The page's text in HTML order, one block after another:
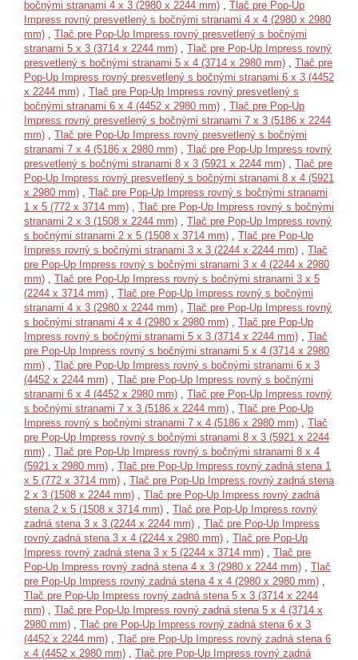
bočnými stranami 4 x 3 (2980 x 2244 mm) , Tlač pre Pop-Up
Impress rovný presvetlený s bočnými stranami 4 x 4 (2980 x 2980
mm) , Tlač pre Pop-Up Impress rovný presvetlený s bočnými
stranami 5 x 3 (3714 x 2244 mm) , Tlač pre Pop-Up Impress rovný
presvetlený s bočnými stranami 5 x 4 (3714 x 2980 mm) , Tlač pre
Pop-Up Impress rovný presvetlený s bočnými stranami 6 x 3 (4452
x 2244 mm) , Tlač pre Pop-Up Impress rovný presvetlený s
bočnými stranami 6 x 4 (4452 x 2980 mm) , Tlač pre Pop-Up
Impress rovný presvetlený s bočnými stranami 7 x 3 (5186 x 2244
mm) , Tlač pre Pop-Up Impress rovný presvetlený s bočnými
stranami 7 x 4 (5186 x 2980 mm) , Tlač pre Pop-Up Impress rovný
presvetlený s bočnými stranami 8 x 3 (5921 x 2244 mm) , Tlač pre
Pop-Up Impress rovný presvetlený s bočnými stranami 8 x 4 (5921
x 2980 mm) , Tlač pre Pop-Up Impress rovný s bočnými stranami
1 x 5 (772 x 3714 mm) , Tlač pre Pop-Up Impress rovný s bočnými
stranami 2 x 3 (1508 x 2244 mm) , Tlač pre Pop-Up Impress rovný
s bočnými stranami 2 x 5 (1508 x 3714 mm) , Tlač pre Pop-Up
Impress rovný s bočnými stranami 3 x 3 (2244 x 2244 mm) , Tlač
pre Pop-Up Impress rovný s bočnými stranami 3 x 4 (2244 x 2980
mm) , Tlač pre Pop-Up Impress rovný s bočnými stranami 3 x 5
(2244 x 3714 mm) , Tlač pre Pop-Up Impress rovný s bočnými
stranami 4 x 3 (2980 x 2244 mm) , Tlač pre Pop-Up Impress rovný
s bočnými stranami 4 x 4 (2980 x 2980 mm) , Tlač pre Pop-Up
Impress rovný s bočnými stranami 5 x 3 (3714 x 2244 mm) , Tlač
pre Pop-Up Impress rovný s bočnými stranami 5 x 4 (3714 x 2980
mm) , Tlač pre Pop-Up Impress rovný s bočnými stranami 6 x 3
(4452 x 2244 mm) , Tlač pre Pop-Up Impress rovný s bočnými
stranami 6 x 4 (4452 x 2980 mm) , Tlač pre Pop-Up Impress rovný
s bočnými stranami 7 x 3 (5186 x 2244 mm) , Tlač pre Pop-Up
Impress rovný s bočnými stranami 7 x 4 (5186 x 2980 mm) , Tlač
pre Pop-Up Impress rovný s bočnými stranami 8 x 3 (5921 x 2244
mm) , Tlač pre Pop-Up Impress rovný s bočnými stranami 8 x 4
(5921 x 2980 mm) , Tlač pre Pop-Up Impress rovný zadná stena 1
x 5 (772 x 3714 mm) , Tlač pre Pop-Up Impress rovný zadná stena
2 x 3 (1508 x 2244 mm) , Tlač pre Pop-Up Impress rovný zadná
stena 2 x 5 (1508 x 3714 mm) , Tlač pre Pop-Up Impress rovný
zadná stena 3 x 3 (2244 x 2244 mm) , Tlač pre Pop-Up Impress
rovný zadná stena 3 x 4 (2244 x 2980 mm) , Tlač pre Pop-Up
Impress rovný zadná stena 3 x 5 (2244 x 3714 mm) , Tlač pre
Pop-Up Impress rovný zadná stena 4 x 3 (2980 x 2244 mm) , Tlač
pre Pop-Up Impress rovný zadná stena 4 x 4 (2980 x 2980 mm) ,
Tlač pre Pop-Up Impress rovný zadná stena 5 x 3 (3714 x 2244
mm) , Tlač pre Pop-Up Impress rovný zadná stena 5 x 4 (3714 x
2980 mm) , Tlač pre Pop-Up Impress rovný zadná stena 6 x 3
(4452 x 2244 mm) , Tlač pre Pop-Up Impress rovný zadná stena 6
x 4 (4452 x 2980 mm) , Tlač pre Pop-Up Impress rovný zadná